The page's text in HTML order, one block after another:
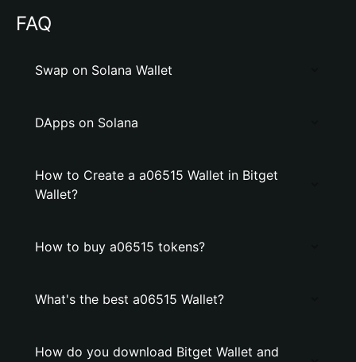
FAQ
Swap on Solana Wallet
DApps on Solana
How to Create a a06515 Wallet in Bitget
Wallet?
How to buy a06515 tokens?
What's the best a06515 Wallet?
How do you download Bitget Wallet and